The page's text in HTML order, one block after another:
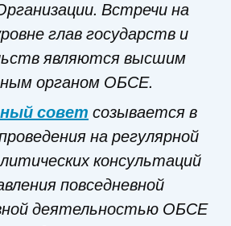
Встречи на
глав государств и
являются высшим
органом ОБСЕ.
совет созывается в
на регулярной
консультаций
повседневной
деятельностью ОБСЕ